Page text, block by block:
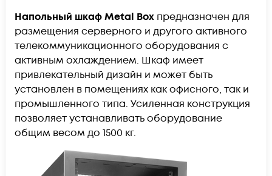
Напольный шкаф Metal Box предназначен для
размещения серверного и другого активного
телекоммуникационного оборудования с
активным охлаждением. Шкаф имеет
привлекательный дизайн и может быть
установлен в помещениях как офисного, так и
промышленного типа. Усиленная конструкция
позволяет устанавливать оборудование
общим весом до 1500 кг.